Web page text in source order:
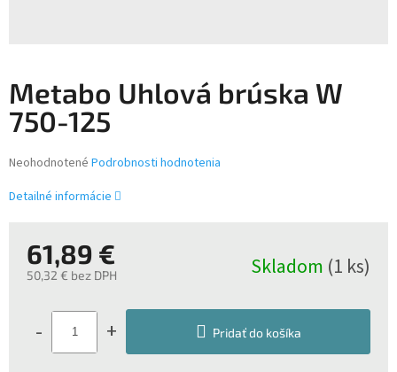
Metabo Uhlová brúska W
750-125
Priemerné
produktu
hviezdičiek.
Neohodnotené Podrobnosti hodnotenia
Detailné informácie
61,89 €
50,32 € bez DPH
cena:
Skladom (1 ks)
- + Pridať do košíka